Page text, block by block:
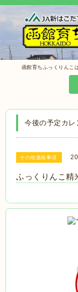
函館育ちふっくりんこ
今後の予定カレ
その他連絡事項
ふっくりんこ精